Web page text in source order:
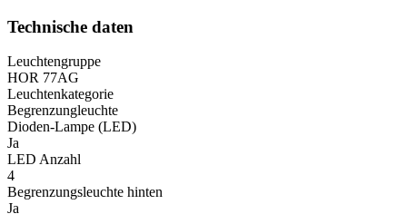
Technische daten
Leuchtengruppe
HOR 77AG
Leuchtenkategorie
Begrenzungleuchte
Dioden-Lampe (LED)
Ja
LED Anzahl
4
Begrenzungsleuchte hinten
Ja